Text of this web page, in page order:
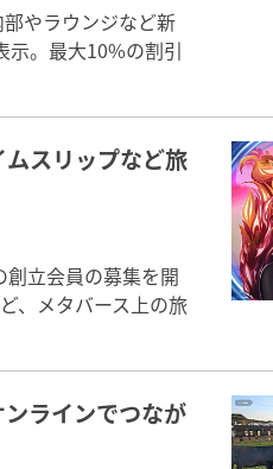
やラウンジなど新
示。最大10%の割引
スリップなど旅
創立会員の募集を開
、メタバース上の旅
ラインでつなが